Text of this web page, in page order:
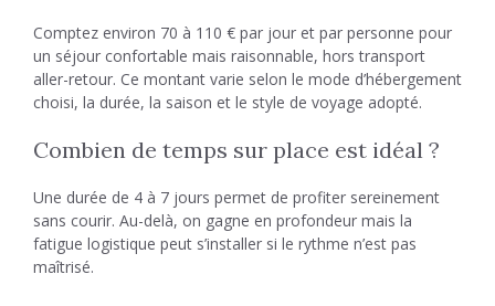
Comptez environ 70 à 110 € par jour et par personne pour
un séjour confortable mais raisonnable, hors transport
aller-retour. Ce montant varie selon le mode d’hébergement
choisi, la durée, la saison et le style de voyage adopté.
Combien de temps sur place est idéal ?
Une durée de 4 à 7 jours permet de profiter sereinement
sans courir. Au-delà, on gagne en profondeur mais la
fatigue logistique peut s’installer si le rythme n’est pas
maîtrisé.